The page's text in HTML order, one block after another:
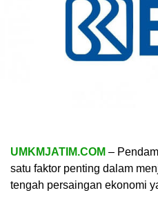
UMKMJATIM.COM –
satu faktor penting dalam
tengah persaingan ekonomi